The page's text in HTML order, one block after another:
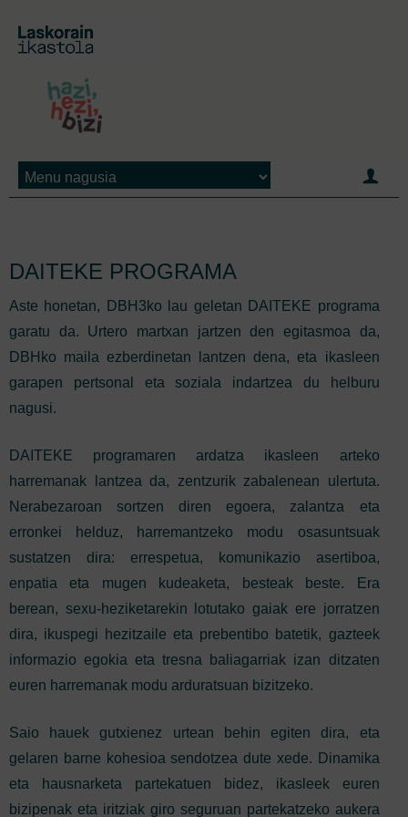
DAITEKE PROGRAMA
Aste honetan, DBH3ko lau geletan DAITEKE programa
garatu da. Urtero martxan jartzen den egitasmoa da,
DBHko maila ezberdinetan lantzen dena, eta ikasleen
garapen pertsonal eta soziala indartzea du helburu
nagusi.
DAITEKE programaren ardatza ikasleen arteko
harremanak lantzea da, zentzurik zabalenean ulertuta.
Nerabezaroan sortzen diren egoera, zalantza eta
erronkei helduz, harremantzeko modu osasuntsuak
sustatzen dira: errespetua, komunikazio asertiboa,
enpatia eta mugen kudeaketa, besteak beste. Era
berean, sexu-heziketarekin lotutako gaiak ere jorratzen
dira, ikuspegi hezitzaile eta prebentibo batetik, gazteek
informazio egokia eta tresna baliagarriak izan ditzaten
euren harremanak modu arduratsuan bizitzeko.
Saio hauek gutxienez urtean behin egiten dira, eta
gelaren barne kohesioa sendotzea dute xede. Dinamika
eta hausnarketa partekatuen bidez, ikasleek euren
bizipenak eta iritziak giro seguruan partekatzeko aukera